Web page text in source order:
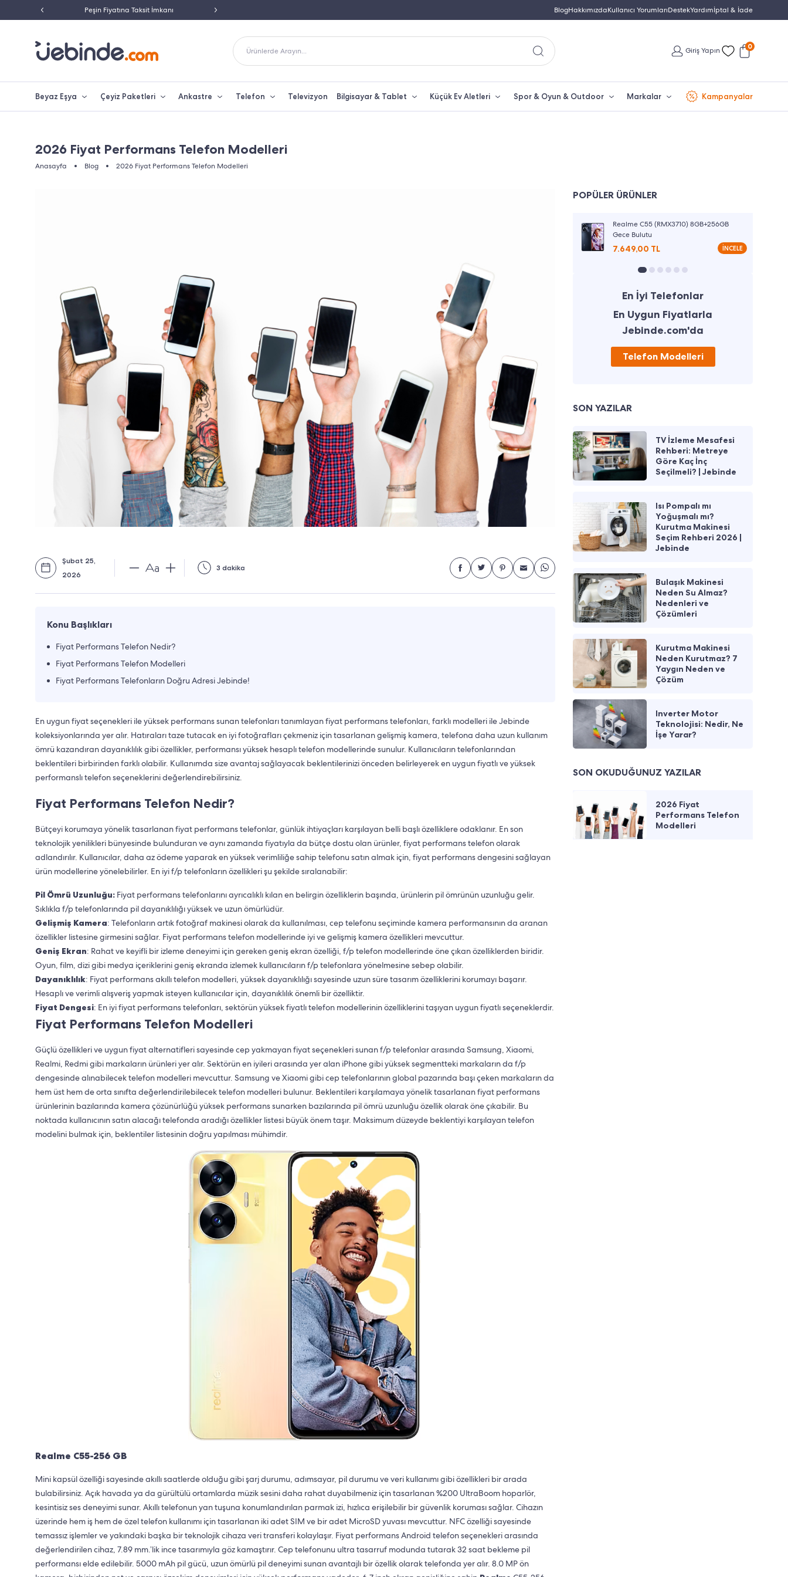
Peşin Fiyatına Taksit İmkanı Türkiye'nin En Büyük Beko Yetkili Satıcısı İletişim: 0850 532
BlogHakkımızdaKullanıcı YorumlarıDestekYardımİptal & İade
Ürünlerde Arayın... Giriş Yapın 0
Beyaz Eşya Çeyiz Paketleri Ankastre Telefon Televizyon Bilgisayar & Tablet Küçük Ev Aletleri Spor & Oyun & Outdoor Markalar Kampanyalar
2026 Fiyat Performans Telefon Modelleri
Anasayfa Blog 2026 Fiyat Performans Telefon Modelleri
Şubat 25,
2026
3 dakika
Konu Başlıkları
Fiyat Performans Telefon Nedir?
Fiyat Performans Telefon Modelleri
Fiyat Performans Telefonların Doğru Adresi Jebinde!
En uygun fiyat seçenekleri ile yüksek performans sunan telefonları tanımlayan fiyat performans telefonları, farklı modelleri ile Jebinde
koleksiyonlarında yer alır. Hatıraları taze tutacak en iyi fotoğrafları çekmeniz için tasarlanan gelişmiş kamera, telefona daha uzun kullanım
ömrü kazandıran dayanıklılık gibi özellikler, performansı yüksek hesaplı telefon modellerinde sunulur. Kullanıcıların telefonlarından
beklentileri birbirinden farklı olabilir. Kullanımda size avantaj sağlayacak beklentilerinizi önceden belirleyerek en uygun fiyatlı ve yüksek
performanslı telefon seçeneklerini değerlendirebilirsiniz.
Fiyat Performans Telefon Nedir?
Bütçeyi korumaya yönelik tasarlanan fiyat performans telefonlar, günlük ihtiyaçları karşılayan belli başlı özelliklere odaklanır. En son
teknolojik yenilikleri bünyesinde bulunduran ve aynı zamanda fiyatıyla da bütçe dostu olan ürünler, fiyat performans telefon olarak
adlandırılır. Kullanıcılar, daha az ödeme yaparak en yüksek verimliliğe sahip telefonu satın almak için, fiyat performans dengesini sağlayan
ürün modellerine yönelebilirler. En iyi f/p telefonların özellikleri şu şekilde sıralanabilir:
Pil Ömrü Uzunluğu: Fiyat performans telefonlarını ayrıcalıklı kılan en belirgin özelliklerin başında, ürünlerin pil ömrünün uzunluğu gelir.
Sıklıkla f/p telefonlarında pil dayanıklılığı yüksek ve uzun ömürlüdür.
Gelişmiş Kamera: Telefonların artık fotoğraf makinesi olarak da kullanılması, cep telefonu seçiminde kamera performansının da aranan
özellikler listesine girmesini sağlar. Fiyat performans telefon modellerinde iyi ve gelişmiş kamera özellikleri mevcuttur.
Geniş Ekran: Rahat ve keyifli bir izleme deneyimi için gereken geniş ekran özelliği, f/p telefon modellerinde öne çıkan özelliklerden biridir.
Oyun, film, dizi gibi medya içeriklerini geniş ekranda izlemek kullanıcıların f/p telefonlara yönelmesine sebep olabilir.
Dayanıklılık: Fiyat performans akıllı telefon modelleri, yüksek dayanıklılığı sayesinde uzun süre tasarım özelliklerini korumayı başarır.
Hesaplı ve verimli alışveriş yapmak isteyen kullanıcılar için, dayanıklılık önemli bir özelliktir.
Fiyat Dengesi: En iyi fiyat performans telefonları, sektörün yüksek fiyatlı telefon modellerinin özelliklerini taşıyan uygun fiyatlı seçeneklerdir.
Fiyat Performans Telefon Modelleri
Güçlü özellikleri ve uygun fiyat alternatifleri sayesinde cep yakmayan fiyat seçenekleri sunan f/p telefonlar arasında Samsung, Xiaomi,
Realmi, Redmi gibi markaların ürünleri yer alır. Sektörün en iyileri arasında yer alan iPhone gibi yüksek segmentteki markaların da f/p
dengesinde alınabilecek telefon modelleri mevcuttur. Samsung ve Xiaomi gibi cep telefonlarının global pazarında başı çeken markaların da
hem üst hem de orta sınıfta değerlendirilebilecek telefon modelleri bulunur. Beklentileri karşılamaya yönelik tasarlanan fiyat performans
ürünlerinin bazılarında kamera çözünürlüğü yüksek performans sunarken bazılarında pil ömrü uzunluğu özellik olarak öne çıkabilir. Bu
noktada kullanıcının satın alacağı telefonda aradığı özellikler listesi büyük önem taşır. Maksimum düzeyde beklentiyi karşılayan telefon
modelini bulmak için, beklentiler listesinin doğru yapılması mühimdir.
Realme C55-256 GB
Mini kapsül özelliği sayesinde akıllı saatlerde olduğu gibi şarj durumu, adımsayar, pil durumu ve veri kullanımı gibi özellikleri bir arada
bulabilirsiniz. Açık havada ya da gürültülü ortamlarda müzik sesini daha rahat duyabilmeniz için tasarlanan %200 UltraBoom hoparlör,
kesintisiz ses deneyimi sunar. Akıllı telefonun yan tuşuna konumlandırılan parmak izi, hızlıca erişilebilir bir güvenlik koruması sağlar. Cihazın
üzerinde hem iş hem de özel telefon kullanımı için tasarlanan iki adet SIM ve bir adet MicroSD yuvası mevcuttur. NFC özelliği sayesinde
temassız işlemler ve yakındaki başka bir teknolojik cihaza veri transferi kolaylaşır. Fiyat performans Android telefon seçenekleri arasında
değerlendirilen cihaz, 7.89 mm.’lik ince tasarımıyla göz kamaştırır. Cep telefonunu ultra tasarruf modunda tutarak 32 saat bekleme pil
performansı elde edilebilir. 5000 mAh pil gücü, uzun ömürlü pil deneyimi sunan avantajlı bir özellik olarak telefonda yer alır. 8.0 MP ön
POPÜLER ÜRÜNLER
Realme C55 (RMX3710) 8GB+256GB
Gece Bulutu
7.649,00 TL İNCELE
En İyi Telefonlar
En Uygun Fiyatlarla
Jebinde.com'da
Telefon Modelleri
SON YAZILAR
TV İzleme Mesafesi
Rehberi: Metreye
Göre Kaç İnç
Seçilmeli? | Jebinde
Isı Pompalı mı
Yoğuşmalı mı?
Kurutma Makinesi
Seçim Rehberi 2026 |
Jebinde
Bulaşık Makinesi
Neden Su Almaz?
Nedenleri ve
Çözümleri
Kurutma Makinesi
Neden Kurutmaz? 7
Yaygın Neden ve
Çözüm
Inverter Motor
Teknolojisi: Nedir, Ne
İşe Yarar?
SON OKUDUĞUNUZ YAZILAR
2026 Fiyat
Performans Telefon
Modelleri